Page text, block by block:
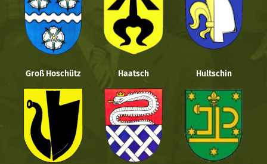
Groß Hoschütz Haatsch Hultschin